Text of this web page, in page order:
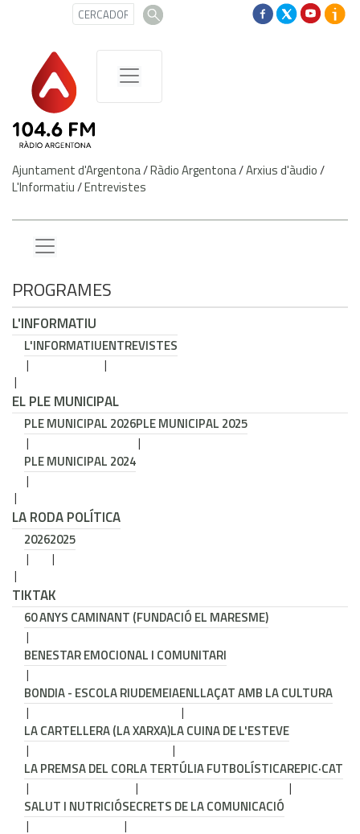
Ajuntament d'Argentona/Ràdio Argentona/Arxius d'àudio/
L'Informatiu/Entrevistes
PROGRAMES
L'INFORMATIU
L'INFORMATIUENTREVISTES
EL PLE MUNICIPAL
PLE MUNICIPAL 2026PLE MUNICIPAL 2025
PLE MUNICIPAL 2024
LA RODA POLÍTICA
20262025
TIKTAK
60 ANYS CAMINANT (FUNDACIÓ EL MARESME)
BENESTAR EMOCIONAL I COMUNITARI
BONDIA - ESCOLA RIUDEMEIAENLLAÇAT AMB LA CULTURA
LA CARTELLERA (LA XARXA)LA CUINA DE L'ESTEVE
LA PREMSA DEL CORLA TERTÚLIA FUTBOLÍSTICAREPIC·CAT
SALUT I NUTRICIÓSECRETS DE LA COMUNICACIÓ